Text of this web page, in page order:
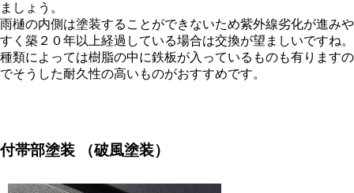
ましょう。
雨樋の内側は塗装することができないため紫外線劣化が進みや
すく築２０年以上経過している場合は交換が望ましいですね。
種類によっては樹脂の中に鉄板が入っているものも有りますの
でそうした耐久性の高いものがおすすめです。
付帯部塗装 （破風塗装）